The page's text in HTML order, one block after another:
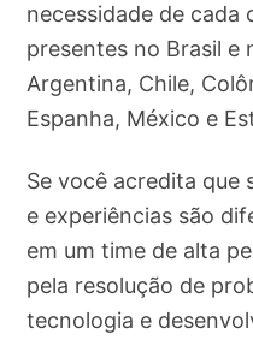
necessidade de cada
presentes no Brasil e
Argentina, Chile,
Espanha, México e
Se você acredita que
e experiências são
em um time de alta
pela resolução de
tecnologia e